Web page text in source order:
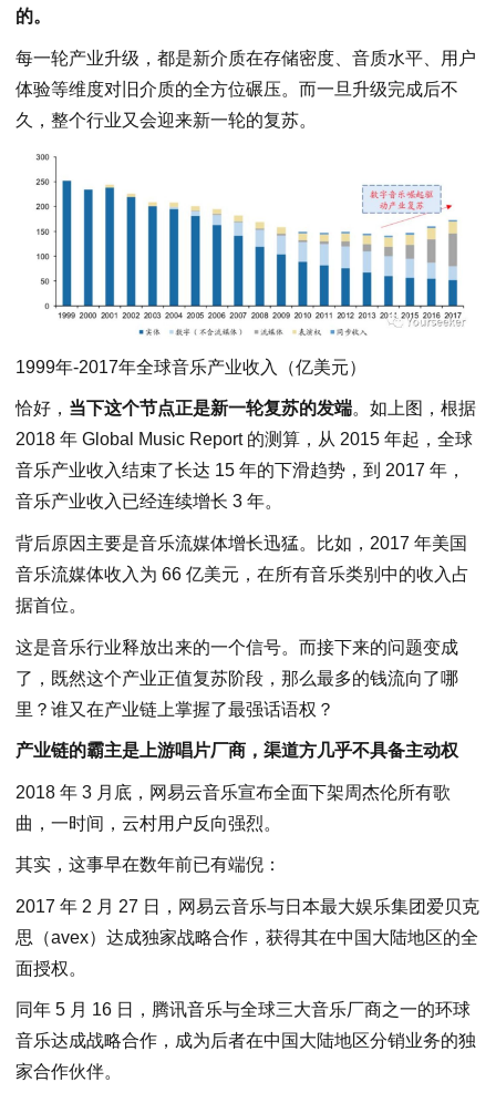
的。
每一轮产业升级，都是新介质在存储密度、音质水平、用户
体验等维度对旧介质的全方位碾压。而一旦升级完成后不
久，整个行业又会迎来新一轮的复苏。
1999年-2017年全球音乐产业收入（亿美元）
恰好， 当下这个节点正是新一轮复苏的发端。如上图，根据
2018 年 Global Music Report 的测算，从 2015 年起，全球
音乐产业收入结束了长达 15 年的下滑趋势，到 2017 年，
音乐产业收入已经连续增长 3 年。
背后原因主要是音乐流媒体增长迅猛。比如，2017 年美国
音乐流媒体收入为 66 亿美元，在所有音乐类别中的收入占
据首位。
这是音乐行业释放出来的一个信号。而接下来的问题变成
了，既然这个产业正值复苏阶段，那么最多的钱流向了哪
里？谁又在产业链上掌握了最强话语权？
产业链的霸主是上游唱片厂商，渠道方几乎不具备主动权
2018 年 3 月底，网易云音乐宣布全面下架周杰伦所有歌
曲，一时间，云村用户反向强烈。
其实，这事早在数年前已有端倪：
2017 年 2 月 27 日，网易云音乐与日本最大娱乐集团爱贝克
思（avex）达成独家战略合作，获得其在中国大陆地区的全
面授权。
同年 5 月 16 日，腾讯音乐与全球三大音乐厂商之一的环球
音乐达成战略合作，成为后者在中国大陆地区分销业务的独
家合作伙伴。